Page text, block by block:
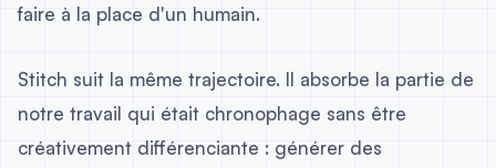
faire à la place d'un humain.
Stitch suit la même trajectoire. Il absorbe la partie de
notre travail qui était chronophage sans être
créativement différenciante : générer des